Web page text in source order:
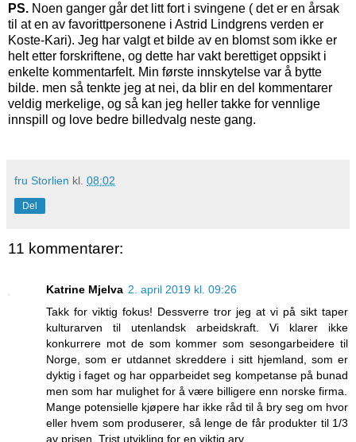
PS. Noen ganger går det litt fort i svingene ( det er en årsak
til at en av favorittpersonene i Astrid Lindgrens verden er
Koste-Kari). Jeg har valgt et bilde av en blomst som ikke er
helt etter forskriftene, og dette har vakt berettiget oppsikt i
enkelte kommentarfelt. Min første innskytelse var å bytte
bilde. men så tenkte jeg at nei, da blir en del kommentarer
veldig merkelige, og så kan jeg heller takke for vennlige
innspill og love bedre billedvalg neste gang.
fru Storlien kl. 08:02
Del
11 kommentarer:
Katrine Mjelva 2. april 2019 kl. 09:26
Takk for viktig fokus! Dessverre tror jeg at vi på sikt taper
kulturarven til utenlandsk arbeidskraft. Vi klarer ikke
konkurrere mot de som kommer som sesongarbeidere til
Norge, som er utdannet skreddere i sitt hjemland, som er
dyktig i faget og har opparbeidet seg kompetanse på bunad
men som har mulighet for å være billigere enn norske firma.
Mange potensielle kjøpere har ikke råd til å bry seg om hvor
eller hvem som produserer, så lenge de får produkter til 1/3
av prisen. Trist utvikling for en viktig arv.